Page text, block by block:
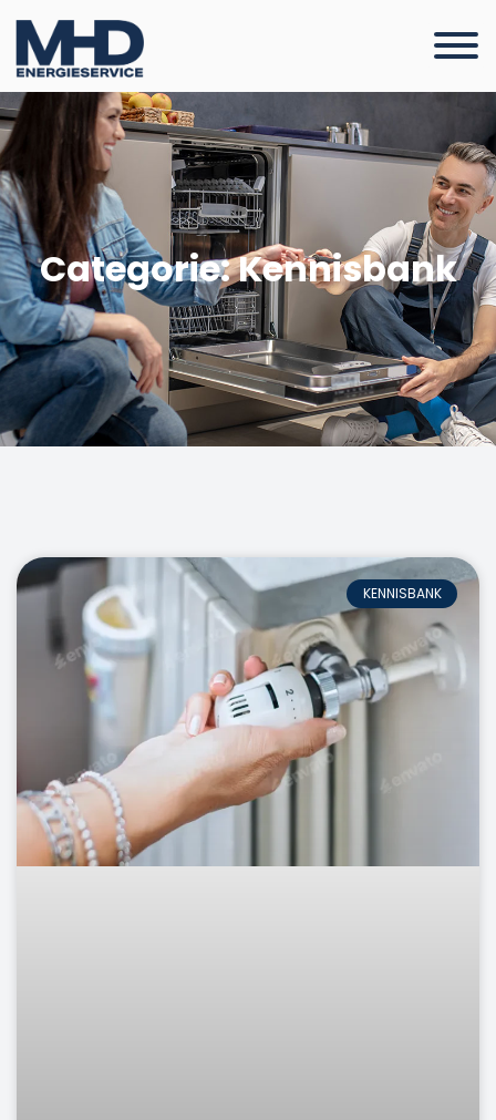
Categorie: Kennisbank
KENNISBANK